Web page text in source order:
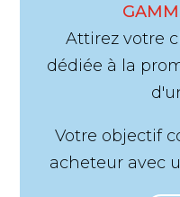
GAMME PREMIUM
client vers une
promotion d'un
convertir le
un design 100%